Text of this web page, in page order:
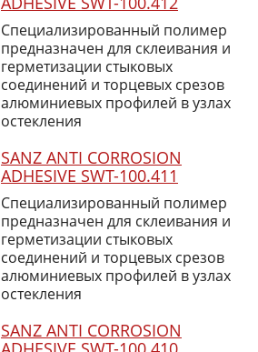
Специализированный полимер
предназначен для склеивания и
герметизации стыковых
соединений и торцевых срезов
алюминиевых профилей в узлах
остекления
SANZ ANTI CORROSION
ADHESIVE SWT-100.411
Специализированный полимер
предназначен для склеивания и
герметизации стыковых
соединений и торцевых срезов
алюминиевых профилей в узлах
остекления
SANZ ANTI CORROSION